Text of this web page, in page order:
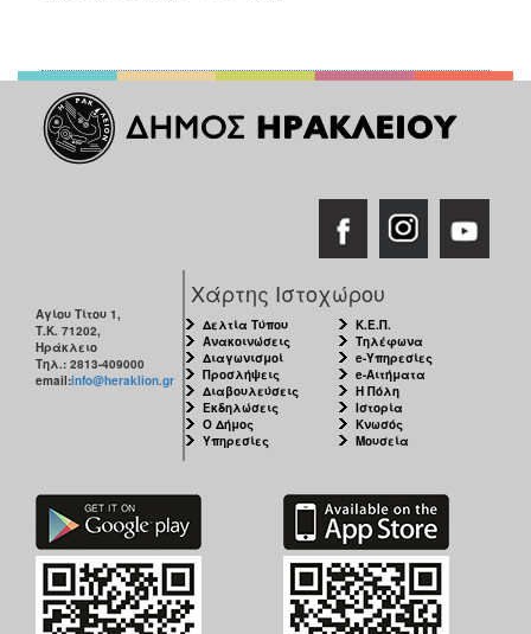
Αγίου Τίτου 1,
Τ.Κ. 71202,
Ηράκλειο
Τηλ.: 2813-409000
email:info@heraklion.gr
Χάρτης Ιστοχώρου
Δελτία Τύπου
Ανακοινώσεις
Διαγωνισμοί
Προσλήψεις
Διαβουλεύσεις
Εκδηλώσεις
Ο Δήμος
Υπηρεσίες
Κ.Ε.Π.
Τηλέφωνα
e-Υπηρεσίες
e-Αιτήματα
Η Πόλη
Ιστορία
Κνωσός
Μουσεία